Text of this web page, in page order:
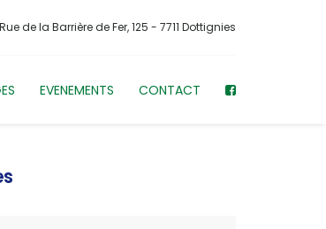
Rue de la Barrière de Fer, 125 - 7711 Dottignies
EVENEMENTS CONTACT